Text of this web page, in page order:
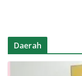
Daerah